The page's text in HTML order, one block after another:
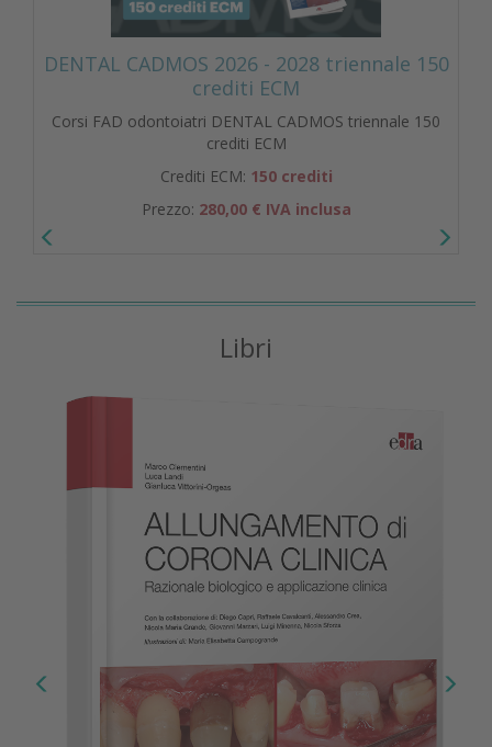
DENTAL CADMOS 2026 - 2028 triennale 150
crediti ECM
Corsi FAD odontoiatri DENTAL CADMOS triennale 150
crediti ECM
Crediti ECM: 150 crediti
Prezzo: 280,00 € IVA inclusa
Libri